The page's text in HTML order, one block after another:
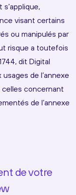
visant certains
ou manipulés par
risque a toutefois
dit Digital
de l’annexe
celles concernant
de l’annexe
de votre